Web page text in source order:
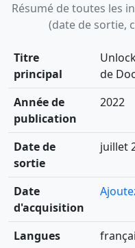
Résumé de toutes les
(date de sortie,
Titre
principal
de
Année de
publication
2022
Date de
sortie
juillet
Date
d'acquisition
Langues